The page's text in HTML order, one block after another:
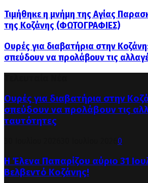
Τιμήθηκε η μνήμη της Αγίας
της Κοζάνης (ΦΩΤΟΓΡΑΦΙΕΣ)
Ουρές για διαβατήρια στην
σπεύδουν να προλάβουν τις
Ουρές για διαβατήρια στην
σπεύδουν να προλάβουν τις
ταυτότητες
0
Η Έλενα Παπαρίζου αύριο 31
Βελβεντό Κοζάνης!